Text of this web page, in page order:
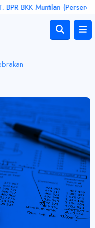
BKK Muntilan